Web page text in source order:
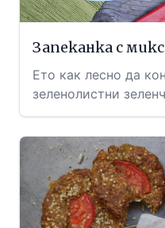
Запеканка с
Ето как лесно да
зеленолистни